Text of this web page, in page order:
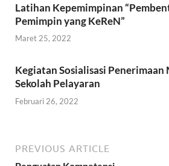
Latihan Kepemimpinan
Pemimpin yang KeReN”
Maret 25, 2022
Kegiatan Sosialisasi Penerimaan
Sekolah Pelayaran
Februari 26, 2022
PREVIOUS ARTICLE